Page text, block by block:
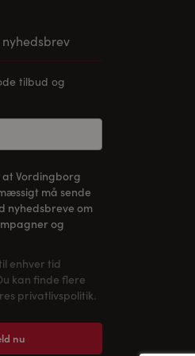
tilbud og
at Vordingborg
må sende
nyhedsbreve om
og
enhver tid
kan finde flere
privatlivspolitik.
nu